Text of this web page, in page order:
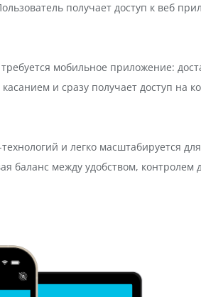
получает доступ к веб
мобильное приложение:
и сразу получает доступ на
и легко масштабируется
баланс между удобством,